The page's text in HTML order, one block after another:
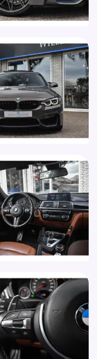
(508)
verstelbare